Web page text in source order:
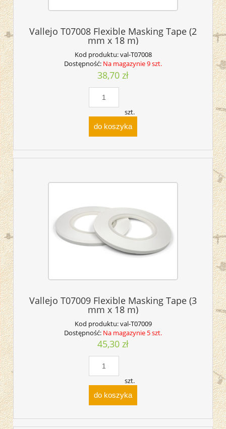
Vallejo T07008 Flexible Masking Tape (2
mm x 18 m)
Kod produktu:val-T07008
Dostępność: Na magazynie 9 szt.
38,70 zł
szt.
do koszyka
Vallejo T07009 Flexible Masking Tape (3
mm x 18 m)
Kod produktu:val-T07009
Dostępność: Na magazynie 5 szt.
45,30 zł
szt.
do koszyka